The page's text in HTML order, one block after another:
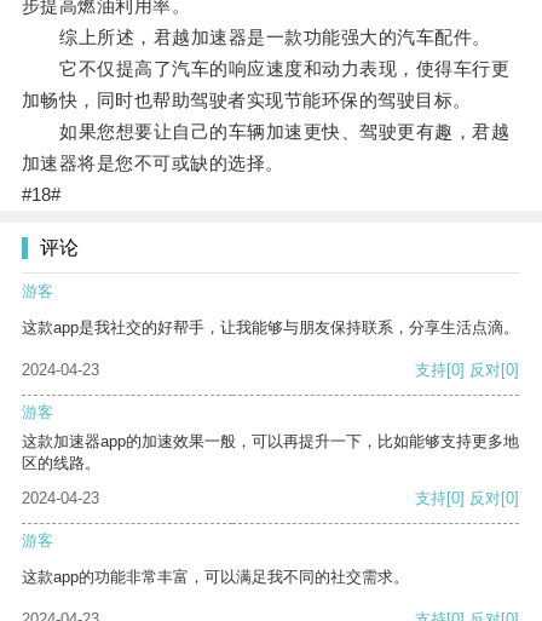
步提高燃油利用率。
综上所述，君越加速器是一款功能强大的汽车配件。
它不仅提高了汽车的响应速度和动力表现，使得车行更
加畅快，同时也帮助驾驶者实现节能环保的驾驶目标。
如果您想要让自己的车辆加速更快、驾驶更有趣，君越
加速器将是您不可或缺的选择。
#18#
评论
游客
这款app是我社交的好帮手，让我能够与朋友保持联系，分享生活点滴。
2024-04-23 支持[0] 反对[0]
游客
这款加速器app的加速效果一般，可以再提升一下，比如能够支持更多地
区的线路。
2024-04-23
支持[0] 反对[0]
游客
这款app的功能非常丰富，可以满足我不同的社交需求。